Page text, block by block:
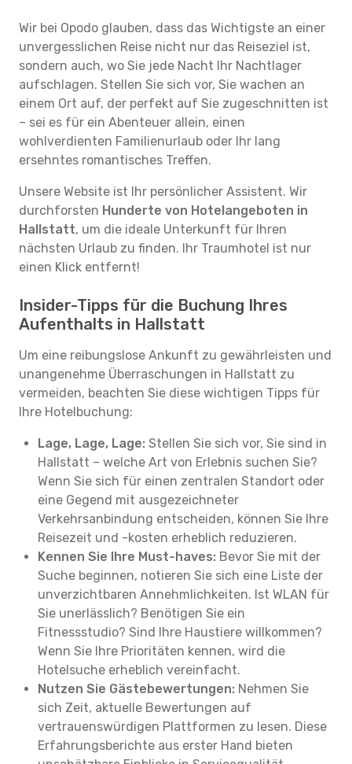
Wir bei Opodo glauben, dass das Wichtigste an einer
unvergesslichen Reise nicht nur das Reiseziel ist,
sondern auch, wo Sie jede Nacht Ihr Nachtlager
aufschlagen. Stellen Sie sich vor, Sie wachen an
einem Ort auf, der perfekt auf Sie zugeschnitten ist
– sei es für ein Abenteuer allein, einen
wohlverdienten Familienurlaub oder Ihr lang
ersehntes romantisches Treffen.
Unsere Website ist Ihr persönlicher Assistent. Wir
durchforsten Hunderte von Hotelangeboten in
Hallstatt, um die ideale Unterkunft für Ihren
nächsten Urlaub zu finden. Ihr Traumhotel ist nur
einen Klick entfernt!
Insider-Tipps für die Buchung Ihres
Aufenthalts in Hallstatt
Um eine reibungslose Ankunft zu gewährleisten und
unangenehme Überraschungen in Hallstatt zu
vermeiden, beachten Sie diese wichtigen Tipps für
Ihre Hotelbuchung:
Lage, Lage, Lage: Stellen Sie sich vor, Sie sind in
Hallstatt – welche Art von Erlebnis suchen Sie?
Wenn Sie sich für einen zentralen Standort oder
eine Gegend mit ausgezeichneter
Verkehrsanbindung entscheiden, können Sie Ihre
Reisezeit und -kosten erheblich reduzieren.
Kennen Sie Ihre Must-haves: Bevor Sie mit der
Suche beginnen, notieren Sie sich eine Liste der
unverzichtbaren Annehmlichkeiten. Ist WLAN für
Sie unerlässlich? Benötigen Sie ein
Fitnessstudio? Sind Ihre Haustiere willkommen?
Wenn Sie Ihre Prioritäten kennen, wird die
Hotelsuche erheblich vereinfacht.
Nutzen Sie Gästebewertungen: Nehmen Sie
sich Zeit, aktuelle Bewertungen auf
vertrauenswürdigen Plattformen zu lesen. Diese
Erfahrungsberichte aus erster Hand bieten